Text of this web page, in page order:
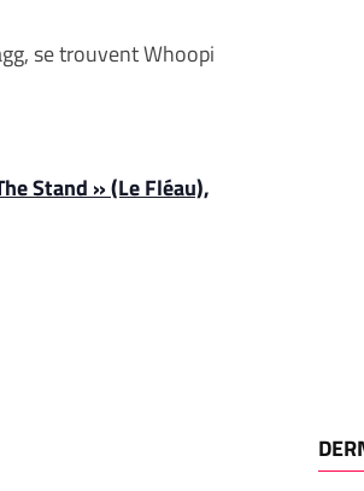
se trouvent Whoopi
Stand » (Le Fléau),